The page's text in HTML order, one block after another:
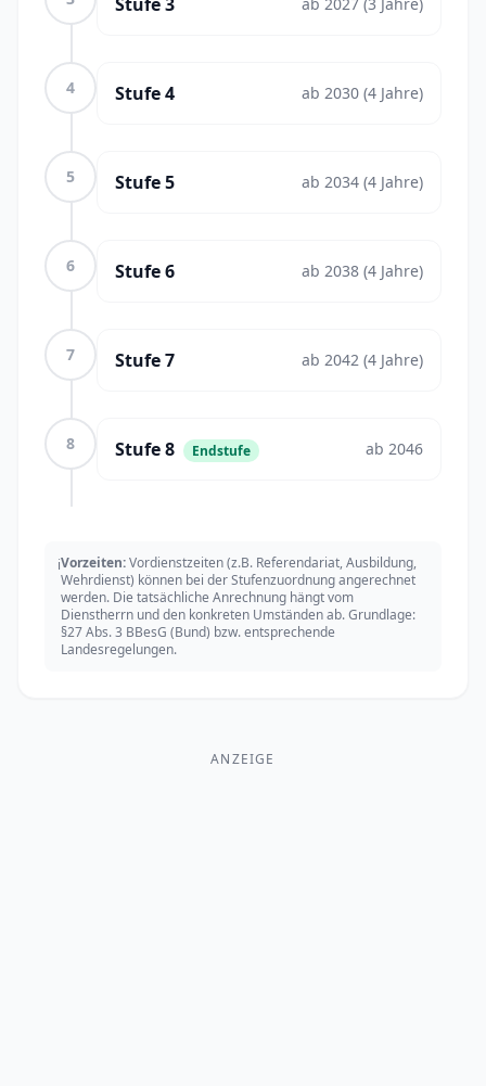
4 Stufe4 ab 2030 (4 Jahre)
5 Stufe5 ab 2034 (4 Jahre)
6 Stufe6 ab 2038 (4 Jahre)
7 Stufe7 ab 2042 (4 Jahre)
8 Stufe8 Endstufe ab 2046
ℹ️Vorzeiten:Vordienstzeiten (z.B. Referendariat, Ausbildung,
Wehrdienst) können bei der Stufenzuordnung angerechnet
werden. Die tatsächliche Anrechnung hängt vom
Dienstherrn und den konkreten Umständen ab. Grundlage:
§27 Abs. 3 BBesG (Bund) bzw. entsprechende
Landesregelungen.
ANZEIGE